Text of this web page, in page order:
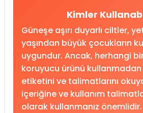
Kimler
Güneşe aşırı duyarlı ciltler,
yaşından büyük çocukların
uygundur. Ancak, herhangi
koruyucu ürünü
etiketini ve talimatlarını
içeriğine ve kullanım
olarak kullanmanız önemlidir.